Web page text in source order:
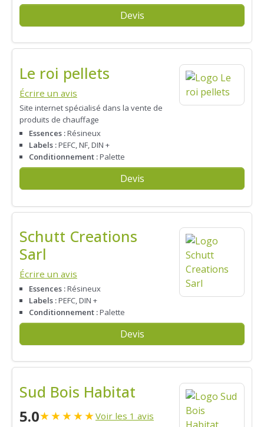
Devis
Le roi pellets
Écrire un avis
Site internet spécialisé dans la vente de
produits de chauffage
Essences :Résineux
Labels :PEFC, NF, DIN +
Conditionnement :Palette
Devis
Schutt Creations
Sarl
Écrire un avis
Essences :Résineux
Labels :PEFC, DIN +
Conditionnement :Palette
Devis
Sud Bois Habitat
5.0★★★★★Voir les 1 avis